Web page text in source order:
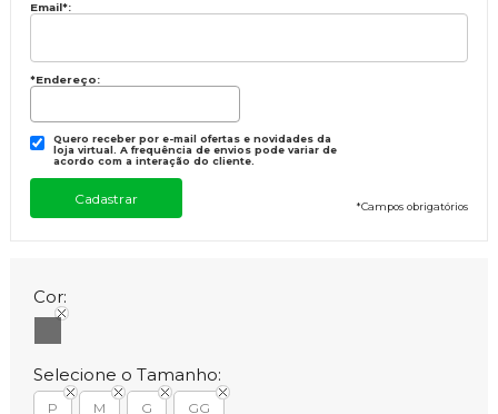
Email*:
*Endereço:
Quero receber por e-mail ofertas e novidades da
loja virtual. A frequência de envios pode variar de
acordo com a interação do cliente.
*Campos obrigatórios
Cor:
Selecione o Tamanho:
P M G GG